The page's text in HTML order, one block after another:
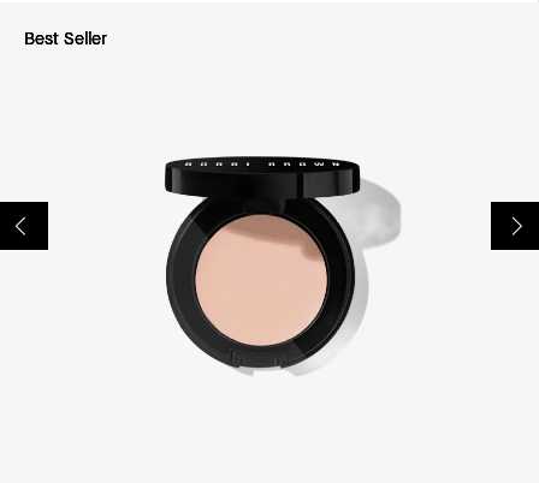
Best Seller
Best Seller
Best Seller
Best Seller